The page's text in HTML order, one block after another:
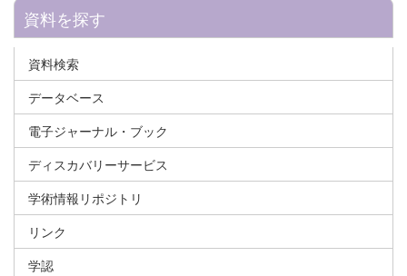
資料を探す
資料検索
データベース
電子ジャーナル・ブック
ディスカバリーサービス
学術情報リポジトリ
リンク
学認